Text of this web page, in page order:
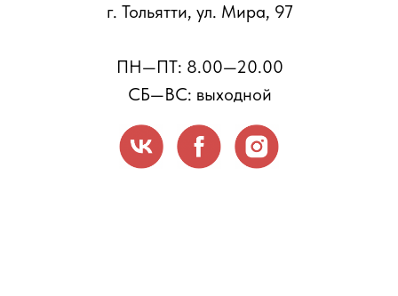
г. Тольятти, ул. Мира, 97
ПН—ПТ: 8.00—20.00
СБ—ВС: выходной